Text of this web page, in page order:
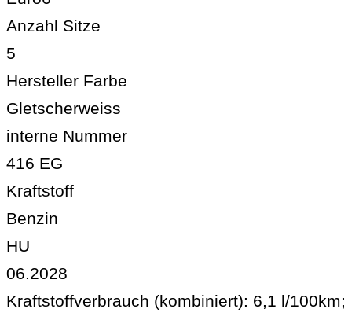
Anzahl Sitze
5
Hersteller Farbe
Gletscherweiss
interne Nummer
416 EG
Kraftstoff
Benzin
HU
06.2028
Kraftstoffverbrauch (kombiniert): 6,1 l/100km;